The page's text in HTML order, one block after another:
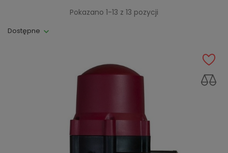
Dostępne
Pokazano 1-13 z 13 pozycji